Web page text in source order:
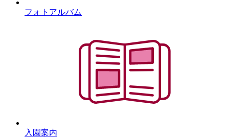
フォトアルバム
入園案内